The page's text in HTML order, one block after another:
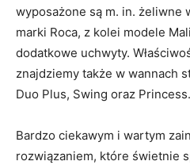
wyposażone są m. in. żeliwne
marki Roca, z kolei modele
dodatkowe uchwyty.
znajdziemy także w wannach
Duo Plus, Swing oraz Princess.
Bardzo ciekawym i wartym
rozwiązaniem, które świetnie